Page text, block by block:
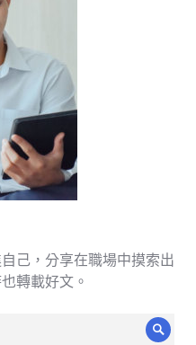
己，分享在職場中摸索出
轉載好文。
搜